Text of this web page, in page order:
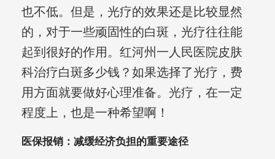
也不低。但是，光疗的效果还是比较显然
的，对于一些顽固性的白斑，光疗往往能
起到很好的作用。红河州一人民医院皮肤
科治疗白斑多少钱？如果选择了光疗，费
用方面就要做好心理准备。光疗，在一定
程度上，也是一种希望啊！
医保报销：减缓经济负担的重要途径